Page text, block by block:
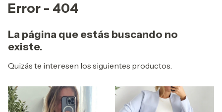
Error - 404
La página que estás buscando no
existe.
Quizás te interesen los siguientes productos.